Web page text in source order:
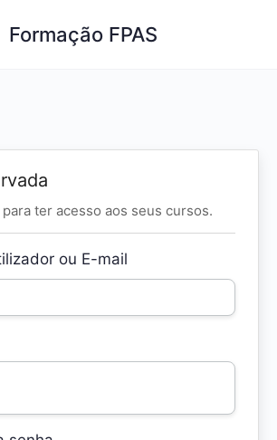
Formação FPAS
ter acesso aos seus cursos.
ou E-mail